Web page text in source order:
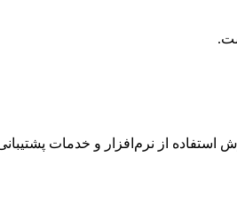
از نرم‌افزار و خدمات پشتیبانی